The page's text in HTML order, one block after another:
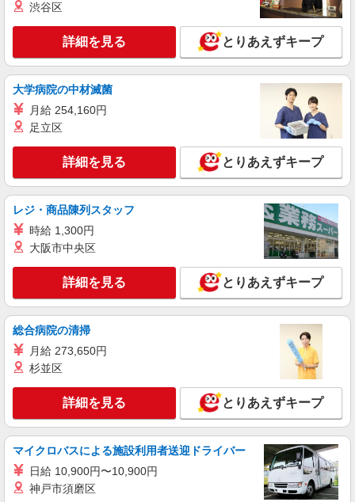
株式会社kotrio /●MT-H-1977416
NEW
≪塩尻市／看護助手≫子育て世代活躍中！働
きやすい環境♪
時給1500円〜2125円 ＜日払い有/週払い有/交
通費全支給(ガソリン代含む)＞
キープ 詳細を見る
派遣社員
株式会社kotrio /●MT-H-2086538
NEW
塩尻市＊綺麗な病院で看護助手デビュー♪無
時給1500円〜2125円 ＜日払い有/週払い有/交
通費全支給(ガソリン代含む)＞
塩尻市
キープ
業務委託
SOMPOヘルスサポート株式会社 全支援対応コース
特定保健指導（保健師・管理栄養士）
報酬：完全出来高制 報酬額（消費税抜き）：
・事業所一括面談(対面) 1日：10,000円〜14,716
円 ・個別訪問(対面) 1件：4,286円〜5,239円 ・
遠隔面談 1件：1500〜1691円 ・電話支援 1
件：1,000円〜1,429円 ・メール支援 1件：500円
※上記金額に消費税を加えた金額をお支払いいた
【活動エリア】長野県塩尻市及びその周辺
キープ 詳細を見る
渋谷区
詳細を見る とりあえずキープ
大学病院の中材滅菌
月給 254,160円
足立区
詳細を見る とりあえずキープ
レジ・商品陳列スタッフ
時給 1,300円
大阪市中央区
詳細を見る とりあえずキープ
総合病院の清掃
月給 273,650円
杉並区
詳細を見る とりあえずキープ
マイクロバスによる施設利用者送迎ドライバー
日給 10,900円〜10,900円
神戸市須磨区